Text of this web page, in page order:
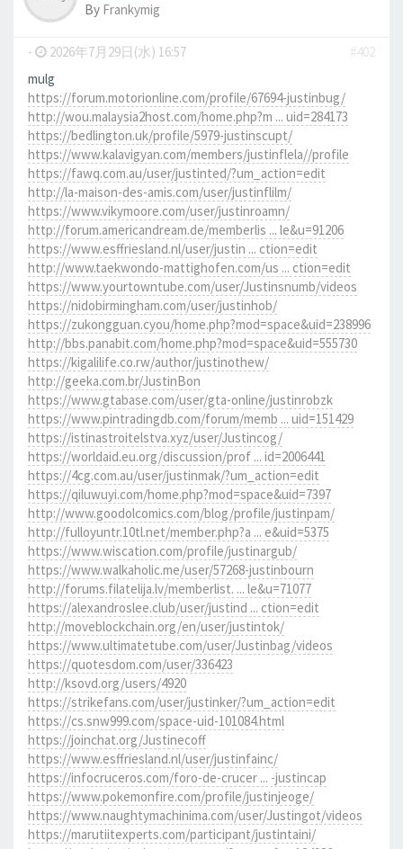
By Frankymig
- 2026年7月29日(水) 16:57
#402
mulg
https://forum.motorionline.com/profile/67694-justinbug/
http://wou.malaysia2host.com/home.php?m ... uid=284173
https://bedlington.uk/profile/5979-justinscupt/
https://www.kalavigyan.com/members/justinflela//profile
https://fawq.com.au/user/justinted/?um_action=edit
http://la-maison-des-amis.com/user/justinflilm/
https://www.vikymoore.com/user/justinroamn/
http://forum.americandream.de/memberlis ... le&u=91206
https://www.esffriesland.nl/user/justin ... ction=edit
http://www.taekwondo-mattighofen.com/us ... ction=edit
https://www.yourtowntube.com/user/Justinsnumb/videos
https://nidobirmingham.com/user/justinhob/
https://zukongguan.cyou/home.php?mod=space&uid=238996
http://bbs.panabit.com/home.php?mod=space&uid=555730
https://kigalilife.co.rw/author/justinothew/
http://geeka.com.br/JustinBon
https://www.gtabase.com/user/gta-online/justinrobzk
https://www.pintradingdb.com/forum/memb ... uid=151429
https://istinastroitelstva.xyz/user/Justincog/
https://worldaid.eu.org/discussion/prof ... id=2006441
https://4cg.com.au/user/justinmak/?um_action=edit
https://qiluwuyi.com/home.php?mod=space&uid=7397
http://www.goodolcomics.com/blog/profile/justinpam/
http://fulloyuntr.10tl.net/member.php?a ... e&uid=5375
https://www.wiscation.com/profile/justinargub/
https://www.walkaholic.me/user/57268-justinbourn
http://forums.filatelija.lv/memberlist. ... le&u=71077
https://alexandroslee.club/user/justind ... ction=edit
http://moveblockchain.org/en/user/justintok/
https://www.ultimatetube.com/user/Justinbag/videos
https://quotesdom.com/user/336423
http://ksovd.org/users/4920
https://strikefans.com/user/justinker/?um_action=edit
https://cs.snw999.com/space-uid-101084.html
https://joinchat.org/Justinecoff
https://www.esffriesland.nl/user/justinfainc/
https://infocruceros.com/foro-de-crucer ... -justincap
https://www.pokemonfire.com/profile/justinjeoge/
https://www.naughtymachinima.com/user/Justingot/videos
https://marutiitexperts.com/participant/justintaini/